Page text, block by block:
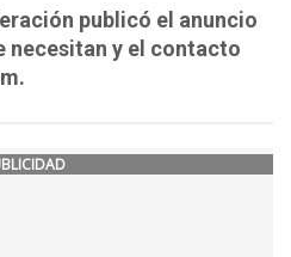
publicó el anuncio
necesitan y el contacto